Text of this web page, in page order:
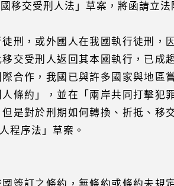
移交受刑人法」草案，將函請立法
刑，或外國人在我國執行徒刑，
交受刑人返回其本國執行，已成
合作，我國已與許多國家與地區
條約」，並在「兩岸共同打擊犯
是對於刑期如何轉換、折抵、移
程序法」草案。